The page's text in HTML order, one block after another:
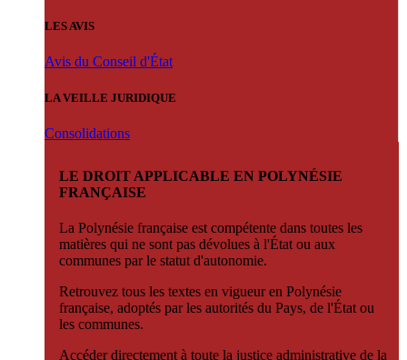
LES AVIS
Avis du Conseil d'État
LA VEILLE JURIDIQUE
Consolidations
LE DROIT APPLICABLE EN POLYNÉSIE
FRANÇAISE
La Polynésie française est compétente dans toutes les
matières qui ne sont pas dévolues à l'État ou aux
communes par le statut d'autonomie.
Retrouvez tous les textes en vigueur en Polynésie
française, adoptés par les autorités du Pays, de l'État ou
les communes.
Accéder directement à toute la justice administrative de la